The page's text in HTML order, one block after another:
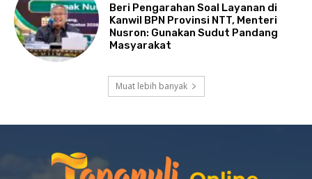
Beri Pengarahan Soal Layanan di
Kanwil BPN Provinsi NTT, Menteri
Nusron: Gunakan Sudut Pandang
Masyarakat
Muat lebih banyak